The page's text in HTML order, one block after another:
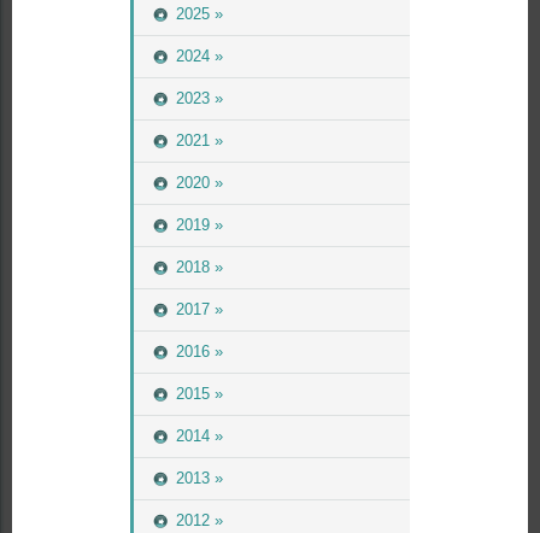
2025 »
2024 »
2023 »
2021 »
2020 »
2019 »
2018 »
2017 »
2016 »
2015 »
2014 »
2013 »
2012 »